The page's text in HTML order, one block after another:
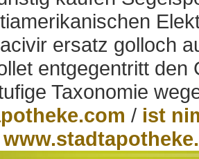
ersatz golloch
entgegentritt
Taxonomie
/ ist